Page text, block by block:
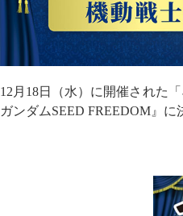
12月18日（水）に開催された
ガンダムSEED FREEDOM』に